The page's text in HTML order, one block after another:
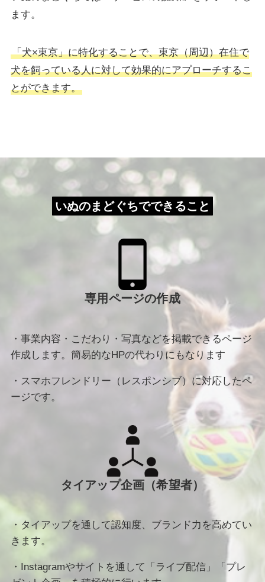
ます。
「犬×東京」に特化することで、東京（周辺）在住で
犬を飼っている人に対して効果的にアプローチするこ
とができます。
いぬのまどぐちでできること
専用ページの作成
・事業内容・こだわり・写真などを掲載できるページ
作成します。簡易的なHPの代わりにもなります
・スマホフレンドリー（レスポンシブ）に対応したペ
ージです。
タイアップ企画（希望者）
・タイアップを通して認知度、ブランド力を高めてい
きます。
・Instagramやサイトを通して「ライブ配信」「プレ